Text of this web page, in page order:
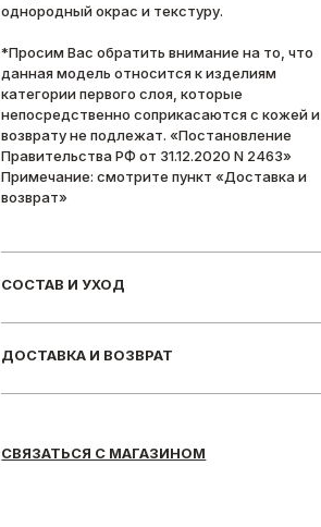
однородный окрас и текстуру.
*Просим Вас обратить внимание на то, что
данная модель относится к изделиям
категории первого слоя, которые
непосредственно соприкасаются с кожей и
возврату не подлежат. «Постановление
Правительства РФ от 31.12.2020 N 2463»
Примечание: смотрите пункт «Доставка и
возврат»
СОСТАВ И УХОД
ДОСТАВКА И ВОЗВРАТ
СВЯЗАТЬСЯ С МАГАЗИНОМ